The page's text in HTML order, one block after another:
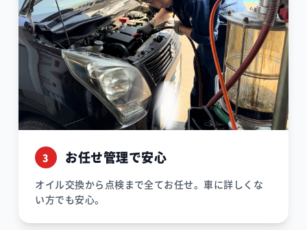
3 お任せ管理で安心
オイル交換から点検まで全てお任せ。車に詳しくな
い方でも安心。